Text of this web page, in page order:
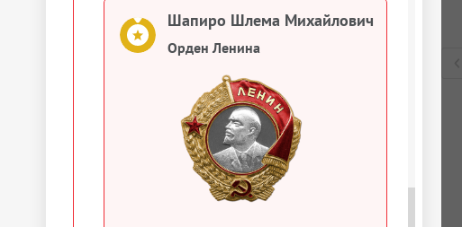
Шапиро Шлема Михайлович
Орден Ленина